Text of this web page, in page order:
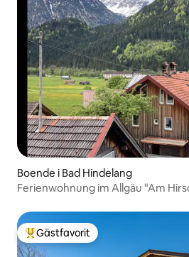
Boende i Bad Hindelang
Ferienwohnung im Allgäu "Am
Populär gästfavorit
Gästfavorit